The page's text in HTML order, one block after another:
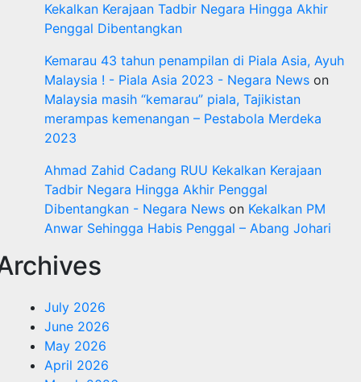
Kekalkan Kerajaan Tadbir Negara Hingga Akhir
Penggal Dibentangkan
Kemarau 43 tahun penampilan di Piala Asia, Ayuh
Malaysia ! - Piala Asia 2023 - Negara News on
Malaysia masih “kemarau” piala, Tajikistan
merampas kemenangan – Pestabola Merdeka
2023
Ahmad Zahid Cadang RUU Kekalkan Kerajaan
Tadbir Negara Hingga Akhir Penggal
Dibentangkan - Negara News on Kekalkan PM
Anwar Sehingga Habis Penggal – Abang Johari
July 2026
June 2026
May 2026
April 2026